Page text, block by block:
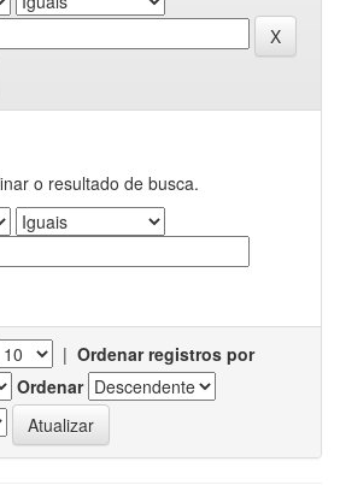
o resultado de busca.
| Ordenar registros por
Ordenar